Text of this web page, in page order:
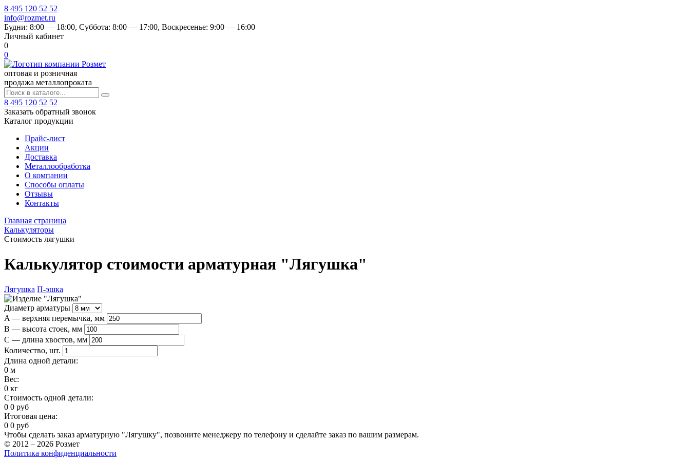
8 495 120 52 52
info@rozmet.ru
Будни: 8:00 — 18:00, Суббота: 8:00 — 17:00, Воскресенье: 9:00 — 16:00
Личный кабинет
0
0
оптовая и розничная
продажа металлопроката
8 495 120 52 52
Заказать обратный звонок
Каталог продукции
Прайс-лист
Акции
Доставка
Металлообработка
О компании
Способы оплаты
Отзывы
Контакты
Главная страница
Калькуляторы
Стоимость лягушки
Калькулятор стоимости арматурная "Лягушка"
Лягушка П-эшка
Диаметр арматуры
A — верхняя перемычка, мм
B — высота стоек, мм
C — длина хвостов, мм
Количество, шт.
Длина одной детали:
0 м
Вес:
0 кг
Стоимость одной детали:
0 0 руб
Итоговая цена:
0 0 руб
Чтобы сделать заказ арматурную "Лягушку", позвоните менеджеру по телефону и сделайте заказ по вашим размерам.
© 2012 – 2026 Розмет
Политика конфиденциальности